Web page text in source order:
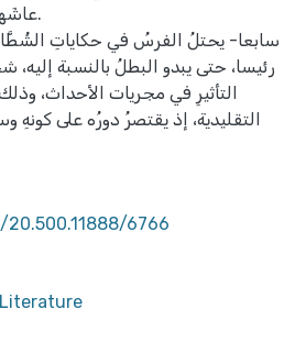
سابعا- يحتلُ الفرسُ في حكاياتِ الشُطَّارِ
رئيسا، حتى يبدو البطلُ بالنسبة
التأثيرِ في مجريات الأحداث،
التقليدية، إذ يقتصرُ دورُه على كونهِ
6766